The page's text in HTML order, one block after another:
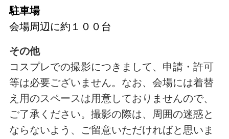
駐車場
会場周辺に約１００台
その他
コスプレでの撮影につきまして、申請・許可
等は必要ございません。なお、会場には着替
え用のスペースは用意しておりませんので、
ご了承ください。撮影の際は、周囲の迷惑と
ならないよう、ご留意いただければと思いま